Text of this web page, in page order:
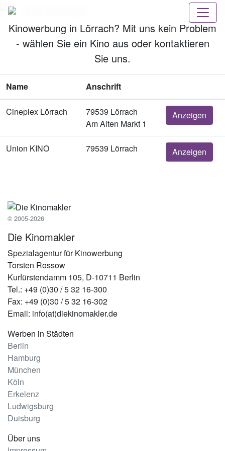
Kinowerbung in Lörrach? Mit uns kein Problem
- wählen Sie ein Kino aus oder kontaktieren
Sie uns.
Name Anschrift
Cineplex Lörrach
79539 Lörrach
Am Alten Markt 1
Anzeigen
Union KINO 79539 Lörrach Anzeigen
© 2005-2026
Die Kinomakler
Spezialagentur für Kinowerbung
Torsten Rossow
Kurfürstendamm 105, D-10711 Berlin
Tel.: +49 (0)30 / 5 32 16-300
Fax: +49 (0)30 / 5 32 16-302
Email: info(at)diekinomakler.de
Werben in Städten
Berlin
Hamburg
München
Köln
Erkelenz
Ludwigsburg
Duisburg
Über uns